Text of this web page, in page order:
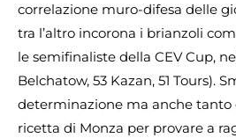
correlazione muro-difesa delle
tra l’altro incorona i brianzoli
le semifinaliste della CEV Cup,
Belchatow, 53 Kazan, 51 Tours).
determinazione ma anche tanto
ricetta di Monza per provare a